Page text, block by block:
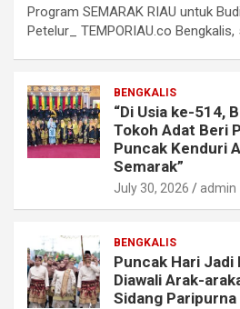
Program SEMARAK RIAU untuk
Petelur_ TEMPORIAU.co
BENGKALIS
“Di Usia ke-514,
Tokoh Adat Beri
Puncak Kenduri
Semarak”
July 30, 2026 admin
BENGKALIS
Puncak Hari Jadi
Diawali Arak-
Sidang